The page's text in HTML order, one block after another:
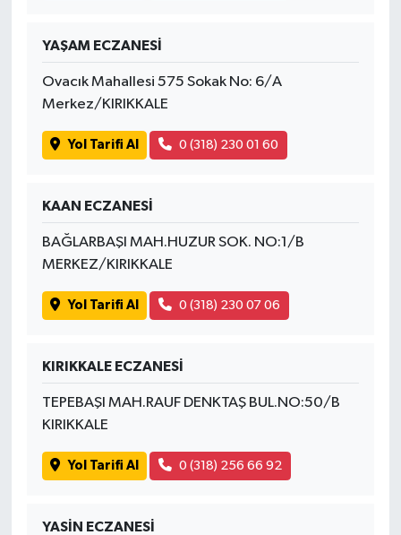
YAŞAM ECZANESİ
Ovacık Mahallesi 575 Sokak No: 6/A
Merkez/KIRIKKALE
Yol Tarifi Al 0 (318) 230 01 60
KAAN ECZANESİ
BAĞLARBAŞI MAH.HUZUR SOK. NO:1/B
MERKEZ/KIRIKKALE
Yol Tarifi Al 0 (318) 230 07 06
KIRIKKALE ECZANESİ
TEPEBAŞI MAH.RAUF DENKTAŞ BUL.NO:50/B
KIRIKKALE
Yol Tarifi Al 0 (318) 256 66 92
YASİN ECZANESİ